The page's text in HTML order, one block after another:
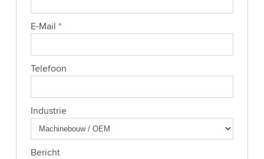
E-Mail *
Telefoon
Industrie
Bericht